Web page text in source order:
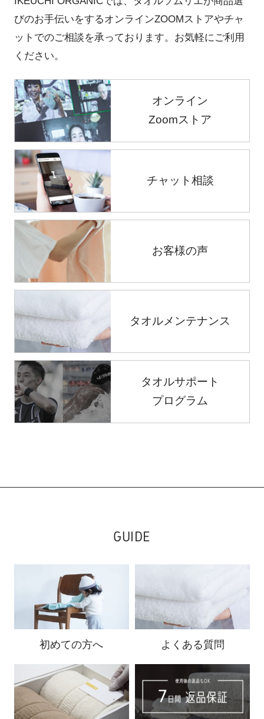
びのお手伝いをするオンラインZOOMストアやチャ
ットでのご相談を承っております。お気軽にご利用
ください。
オンライン
Zoomストア
チャット相談
お客様の声
タオルメンテナンス
タオルサポート
プログラム
GUIDE
初めての方へ よくある質問